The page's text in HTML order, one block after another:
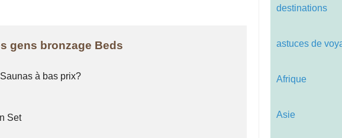
gens bronzage Beds
à bas prix?
Set
destinations
astuces de
Afrique
Asie